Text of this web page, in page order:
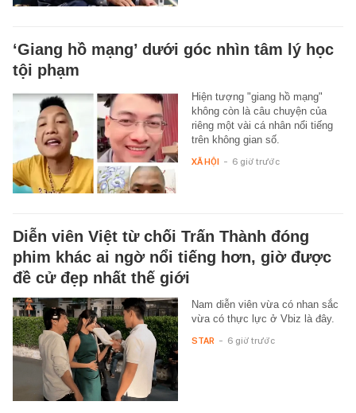
‘Giang hồ mạng’ dưới góc nhìn tâm lý học
tội phạm
Hiện tượng "giang hồ mạng"
không còn là câu chuyện của
riêng một vài cá nhân nổi tiếng
trên không gian số.
XÃ HỘI - 6 giờ trước
Diễn viên Việt từ chối Trấn Thành đóng
phim khác ai ngờ nổi tiếng hơn, giờ được
đề cử đẹp nhất thế giới
Nam diễn viên vừa có nhan sắc
vừa có thực lực ở Vbiz là đây.
STAR - 6 giờ trước